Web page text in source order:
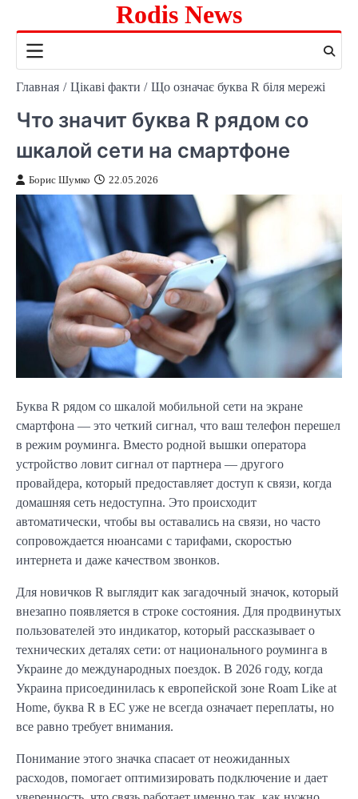
содержимому
Rodis News
Главная Цікаві факти Що означає буква R біля мережі
Что значит буква R рядом со
шкалой сети на смартфоне
Борис Шумко 22.05.2026
Буква R рядом со шкалой мобильной сети на экране
смартфона — это четкий сигнал, что ваш телефон перешел
в режим роуминга. Вместо родной вышки оператора
устройство ловит сигнал от партнера — другого
провайдера, который предоставляет доступ к связи, когда
домашняя сеть недоступна. Это происходит
автоматически, чтобы вы оставались на связи, но часто
сопровождается нюансами с тарифами, скоростью
интернета и даже качеством звонков.
Для новичков R выглядит как загадочный значок, который
внезапно появляется в строке состояния. Для продвинутых
пользователей это индикатор, который рассказывает о
технических деталях сети: от национального роуминга в
Украине до международных поездок. В 2026 году, когда
Украина присоединилась к европейской зоне Roam Like at
Home, буква R в ЕС уже не всегда означает переплаты, но
все равно требует внимания.
Понимание этого значка спасает от неожиданных
расходов, помогает оптимизировать подключение и дает